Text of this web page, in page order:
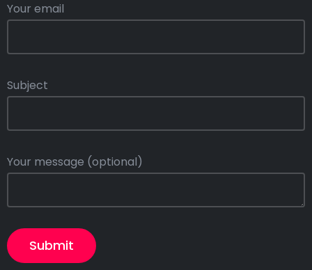
Your email
Subject
Your message (optional)